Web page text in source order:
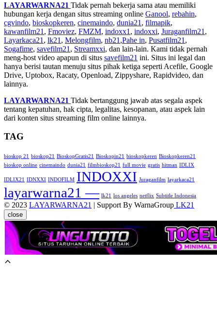
LAYARWARNA21 Tidak pernah bekerja sama atau memiliki
hubungan kerja dengan situs streaming online Ganool, rebahin,
cgvindo, bioskopkeren, cinemaindo, dunia21 , filmapik,
kawanfilm21 , Fmoviez, FMZM, indoxx1 , indoxxi, Juraganfilm21 ,
Layarkaca21 , lk21 , Melongfilm, nb21 ,Pahe in, Pusatfilm21 ,
Sogafime, savefilm21 , Streamxxi, dan lain-lain. Kami tidak pernah
meng-host video apapun di situs savefilm21 ini. Situs ini legal dan
hanya berisi tautan menuju situs pihak ketiga seperti Acefile, Google
Drive, Uptobox, Racaty, Openload, Zippyshare, Rapidvideo, dan
lainnya.
LAYARWARNA21 Tidak bertanggung jawab atas segala aspek
tentang kepatuhan, hak cipta, legalitas, kesopanan, atau aspek lain
dari konten situs streaming film online lainnya.
TAG
bioskop 21 bioskop21 BioskopGratis21 Bioskopin21 bioskopkeren Bioskopkeren21
bioskop online cinemaindo dunia21 filmbioskop21 full movie gratis hitman IDLIX
IDLIX21 IDNXXI INDOFILM INDOXXI Juraganfilm layarkaca21
layarwarna21 — lk21 los angeles netflix Subtitle Indonesia
© 2023 LAYARWARNA21 | Support By WarnaGroup LK21
close